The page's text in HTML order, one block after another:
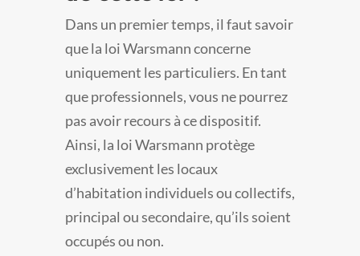
Dans un premier temps, il faut savoir
que la loi Warsmann concerne
uniquement les particuliers. En tant
que professionnels, vous ne pourrez
pas avoir recours à ce dispositif.
Ainsi, la loi Warsmann protège
exclusivement les locaux
d’habitation individuels ou collectifs,
principal ou secondaire, qu’ils soient
occupés ou non.